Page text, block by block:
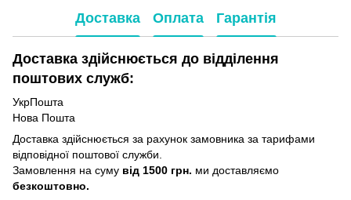
Доставка Оплата Гарантія
Доставка здійснюється до відділення
поштових служб:
УкрПошта
Нова Пошта
Доставка здійснюється за рахунок замовника за тарифами
відповідної поштової служби.
Замовлення на суму від 1500 грн. ми доставляємо
безкоштовно.